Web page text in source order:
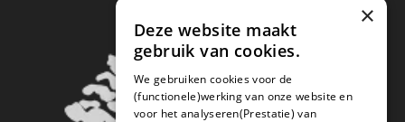
×
Deze website maakt
gebruik van cookies.
We gebruiken cookies voor de
(functionele)werking van onze website en
voor het analyseren(Prestatie) van